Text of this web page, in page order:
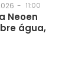
- 11:00
Neoen
água,